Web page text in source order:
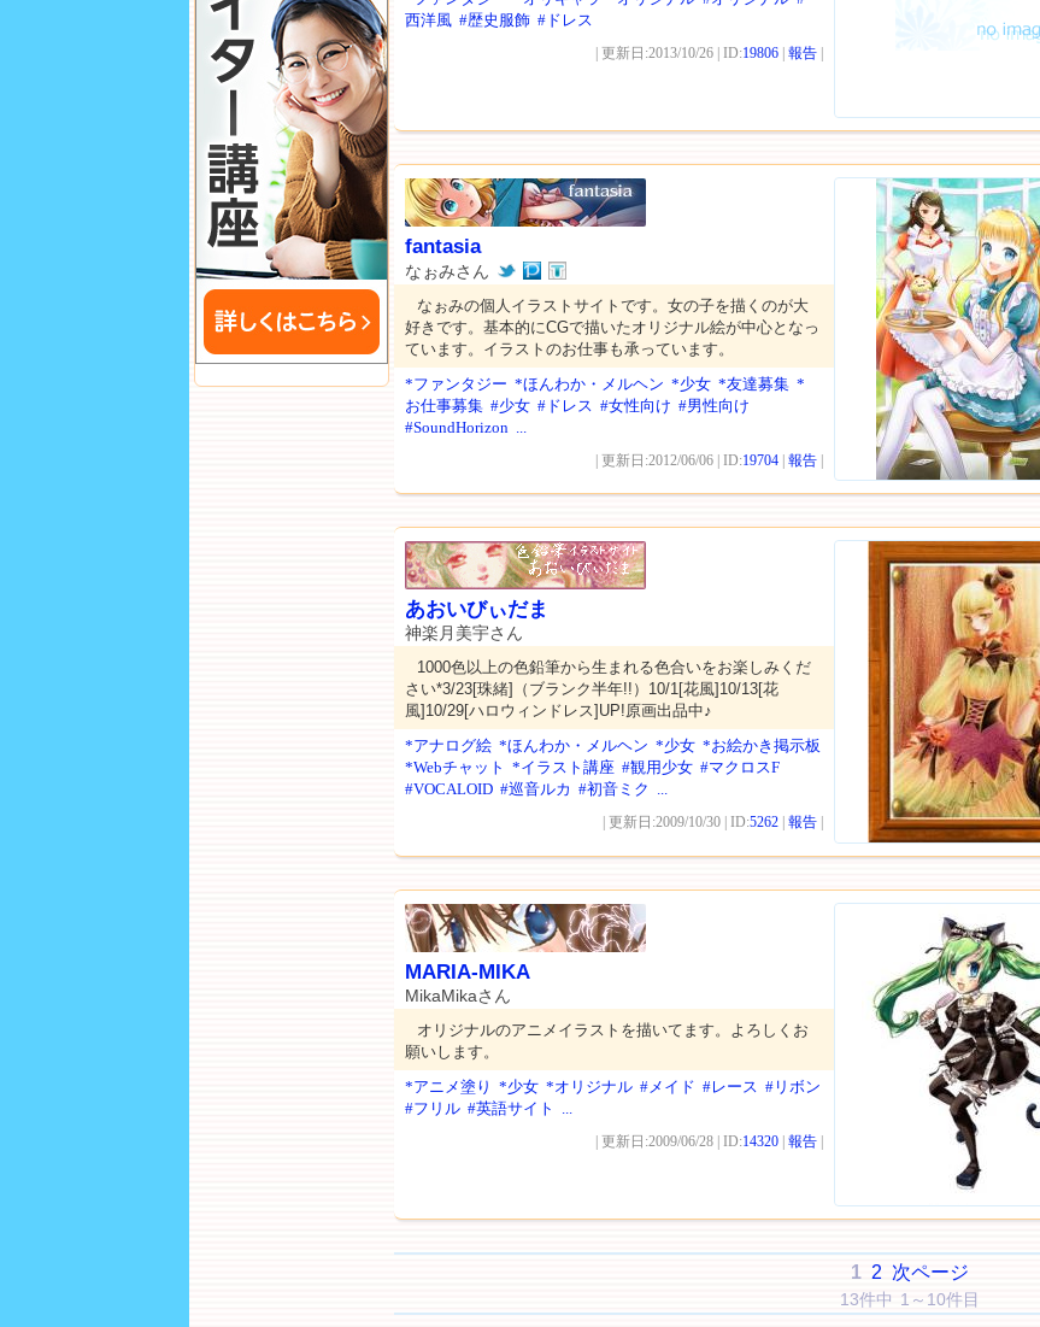
西洋風 #歴史服飾 #ドレス
| 更新日:2013/10/26 | ID:19806 報告
fantasia
なぉみさん
なぉみの個人イラストサイトです。女の子を描くのが大
好きです。基本的にCGで描いたオリジナル絵が中心となっ
ています。イラストのお仕事も承っています。
*ファンタジー *ほんわか・メルヘン *少女 *友達募集 *
お仕事募集 #少女 #ドレス #女性向け #男性向け
#SoundHorizon ...
| 更新日:2012/06/06 | ID:19704 報告
あおいびぃだま
神楽月美宇さん
1000色以上の色鉛筆から生まれる色合いをお楽しみくだ
さい*3/23[珠緒]（ブランク半年!!）10/1[花風]10/13[花
風]10/29[ハロウィンドレス]UP!原画出品中♪
*アナログ絵 *ほんわか・メルヘン *少女 *お絵かき掲示板
*Webチャット *イラスト講座 #観用少女 #マクロスF
#VOCALOID #巡音ルカ #初音ミク ...
| 更新日:2009/10/30 | ID:5262 報告
MARIA-MIKA
MikaMikaさん
オリジナルのアニメイラストを描いてます。よろしくお
願いします。
*アニメ塗り *少女 *オリジナル #メイド #レース #リボン
#フリル #英語サイト ...
| 更新日:2009/06/28 | ID:14320 報告
1 2 次ページ
13件中 1～10件目